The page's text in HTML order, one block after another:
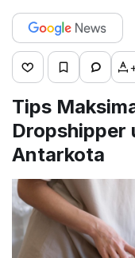
Tips
Dropshipper
Antarkota